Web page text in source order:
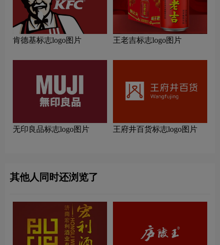
肯德基标志logo图片 王老吉标志logo图片
无印良品标志logo图片 王府井百货标志logo图片
其他人同时还浏览了